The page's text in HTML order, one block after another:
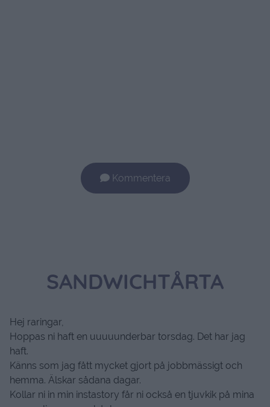
Kommentera
SANDWICHTÅRTA
Hej raringar,
Hoppas ni haft en uuuuunderbar torsdag. Det har jag
haft.
Känns som jag fått mycket gjort på jobbmässigt och
hemma. Älskar sådana dagar.
Kollar ni in min instastory får ni också en tjuvkik på mina